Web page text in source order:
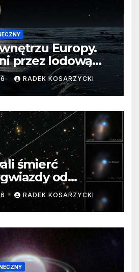
Europy.
przez lodową
RADEK KOSARZYCKI
śmierć
od
Niezwykle
RADEK KOSARZYCKI